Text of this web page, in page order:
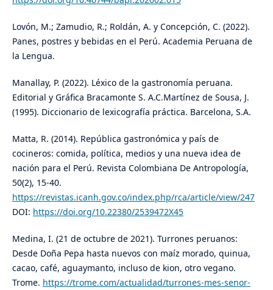
Lovón, M.; Zamudio, R.; Roldán, A. y Concepción, C. (2022).
Panes, postres y bebidas en el Perú. Academia Peruana de
la Lengua.
Manallay, P. (2022). Léxico de la gastronomía peruana.
Editorial y Gráfica Bracamonte S. A.C.Martínez de Sousa, J.
(1995). Diccionario de lexicografía práctica. Barcelona, S.A.
Matta, R. (2014). República gastronómica y país de
cocineros: comida, política, medios y una nueva idea de
nación para el Perú. Revista Colombiana De Antropología,
50(2), 15-40.
https://revistas.icanh.gov.co/index.php/rca/article/view/247
DOI: https://doi.org/10.22380/2539472X45
Medina, I. (21 de octubre de 2021). Turrones peruanos:
Desde Doña Pepa hasta nuevos con maíz morado, quinua,
cacao, café, aguaymanto, incluso de kion, otro vegano.
Trome. https://trome.com/actualidad/turrones-mes-senor-